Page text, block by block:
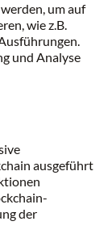
um auf
wie z.B.
und Analyse
ausgeführt
der